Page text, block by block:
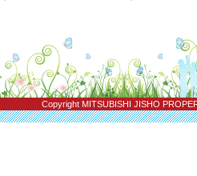
CopyrightMITSUBISHI JISHO